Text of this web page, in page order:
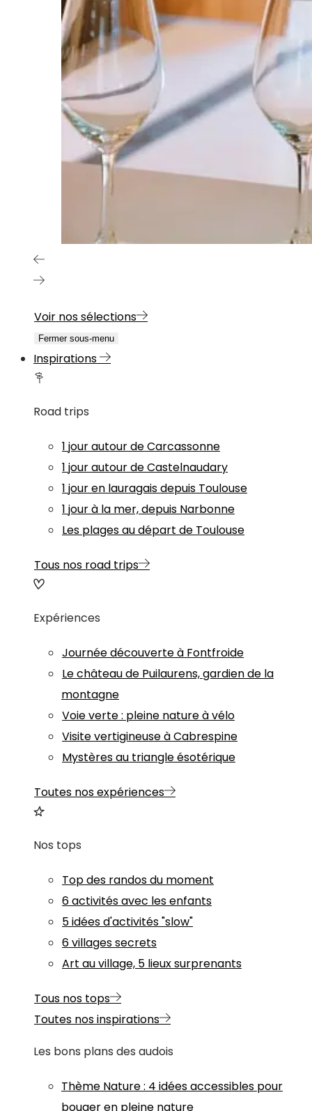
Voir nos sélections
Fermer sous-menu
Inspirations
Road trips
1 jour autour de Carcassonne
1 jour autour de Castelnaudary
1 jour en lauragais depuis Toulouse
1 jour à la mer, depuis Narbonne
Les plages au départ de Toulouse
Tous nos road trips
Expériences
Journée découverte à Fontfroide
Le château de Puilaurens, gardien de la
montagne
Voie verte : pleine nature à vélo
Visite vertigineuse à Cabrespine
Mystères au triangle ésotérique
Toutes nos expériences
Nos tops
Top des randos du moment
6 activités avec les enfants
5 idées d'activités "slow"
6 villages secrets
Art au village, 5 lieux surprenants
Tous nos tops
Toutes nos inspirations
Les bons plans des audois
Thème Nature: 4 idées accessibles pour
bouger en pleine nature